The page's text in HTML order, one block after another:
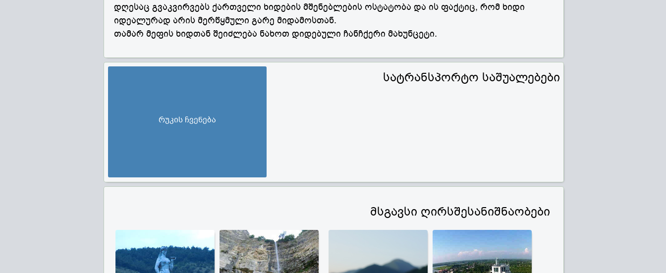
დღესაც გვაკვირვებს ქართველი ხიდების მშენებლების ოსტატობა და ის ფაქტიც, რომ ხიდი
იდეალურად არის მერწყმული გარე მიდამოსთან.
თამარ მეფის ხიდთან შეიძლება ნახოთ დიდებული ჩანჩქერი მახუნცეტი.
სატრანსპორტო საშუალებები
რუკის ჩვენება
მსგავსი ღირსშესანიშნაობები